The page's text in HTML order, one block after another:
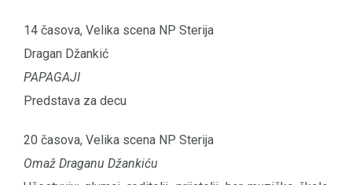
14 časova, Velika scena NP Sterija
Dragan Džankić
PAPAGAJI
Predstava za decu
20 časova, Velika scena NP Sterija
Omaž Draganu Džankiću